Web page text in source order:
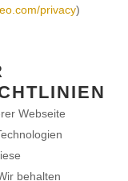
privacy)
Webseite
behalten